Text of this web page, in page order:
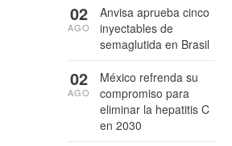
Anvisa aprueba cinco
inyectables de
semaglutida en Brasil
02
AGO
México refrenda su
compromiso para
eliminar la hepatitis C
en 2030
02
AGO